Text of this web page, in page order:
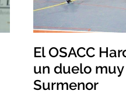
El OSACC
un duelo
Surmenor